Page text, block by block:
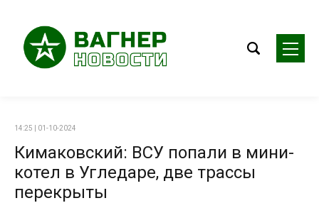
14:25 | 01-10-2024
Кимаковский: ВСУ попали в мини-
котел в Угледаре, две трассы
перекрыты